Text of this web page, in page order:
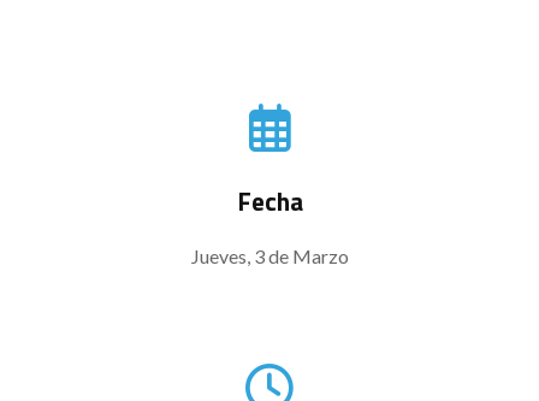
Fecha
Jueves, 3 de Marzo